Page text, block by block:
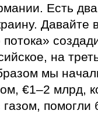
Есть
Давайте
на
мы
€1–2 млрд,
помогли